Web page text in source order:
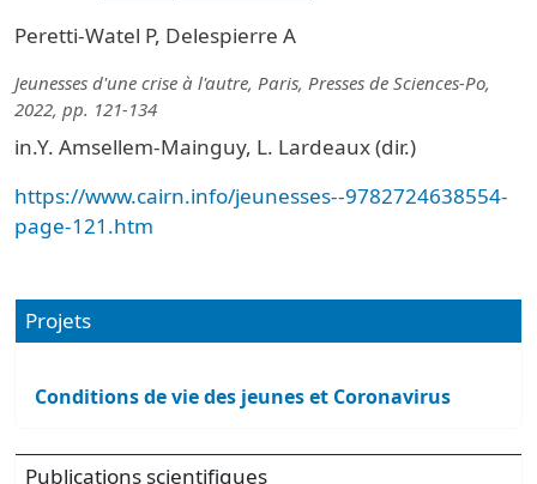
Peretti-Watel P, Delespierre A
Jeunesses d'une crise à l'autre, Paris, Presses de Sciences-Po,
2022, pp. 121-134
in.Y. Amsellem-Mainguy, L. Lardeaux (dir.)
https://www.cairn.info/jeunesses--9782724638554-
page-121.htm
Projets
Conditions de vie des jeunes et Coronavirus
Publications scientifiques